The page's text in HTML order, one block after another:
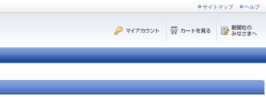
サイトマップ ヘルプ